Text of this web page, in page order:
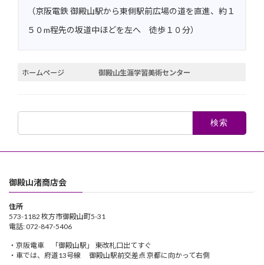
（京阪電鉄 御殿山駅から東側駅前広場の道を直進、約１
５０m程先の坂道中ほどを左へ 徒歩１０分）
ホームページ 御殿山生涯学習美術センター
御殿山渚商店会
住所
573-1182 枚方市御殿山町5-31
電話: 072-847-5406
・京阪電車 「御殿山駅」 東改札口出てすぐ
・車では、府道13号線 御殿山駅前交差点 京都に向かって右側